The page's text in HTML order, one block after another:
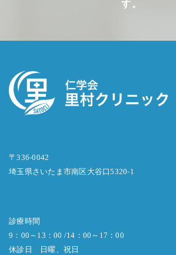
す。
〒336-0042
埼玉県さいたま市南区大谷口5320-1
診療時間
9：00～13：00 /14：00～17：00
休診日 日曜、祝日